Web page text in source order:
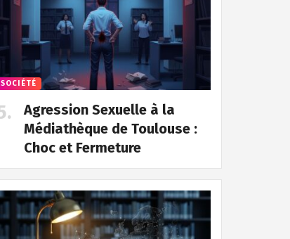
SOCIÉTÉ
Agression Sexuelle à la
Médiathèque de Toulouse :
Choc et Fermeture